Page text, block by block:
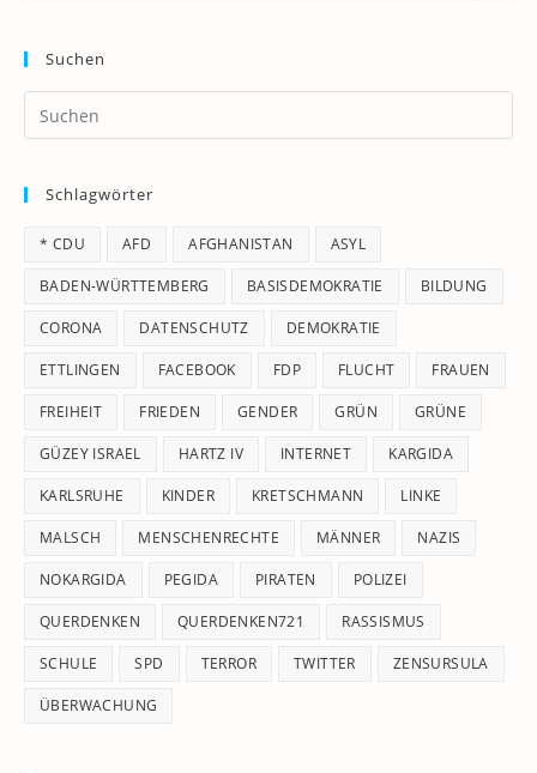
Suchen
Schlagwörter
* CDU AFD AFGHANISTAN ASYL
BADEN-WÜRTTEMBERG BASISDEMOKRATIE BILDUNG
CORONA DATENSCHUTZ DEMOKRATIE
ETTLINGEN FACEBOOK FDP FLUCHT FRAUEN
FREIHEIT FRIEDEN GENDER GRÜN GRÜNE
GÜZEY ISRAEL HARTZ IV INTERNET KARGIDA
KARLSRUHE KINDER KRETSCHMANN LINKE
MALSCH MENSCHENRECHTE MÄNNER NAZIS
NOKARGIDA PEGIDA PIRATEN POLIZEI
QUERDENKEN QUERDENKEN721 RASSISMUS
SCHULE SPD TERROR TWITTER ZENSURSULA
ÜBERWACHUNG